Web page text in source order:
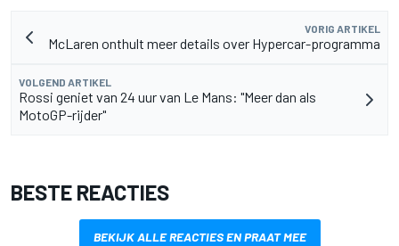
VORIG ARTIKEL
McLaren onthult meer details over Hypercar-programma
VOLGEND ARTIKEL
Rossi geniet van 24 uur van Le Mans: "Meer dan als
MotoGP-rijder"
BESTE REACTIES
BEKIJK ALLE REACTIES EN PRAAT MEE